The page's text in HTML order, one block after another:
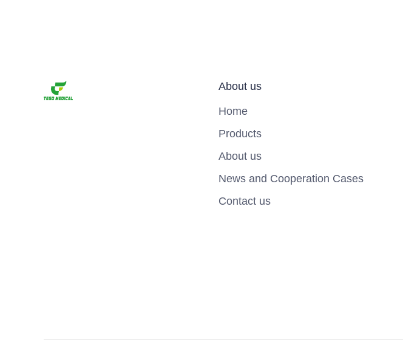
About us
Home
Products
About us
News and Cooperation Cases
Contact us